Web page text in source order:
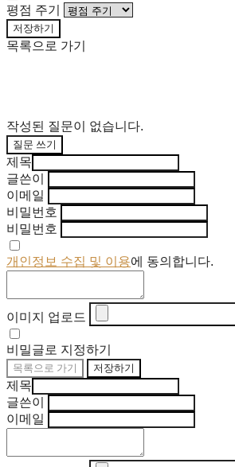
평점 주기
저장하기
목록으로 가기
작성된 질문이 없습니다.
질문 쓰기
제목
글쓴이
이메일
비밀번호
비밀번호
개인정보 수집 및 이용에 동의합니다.
이미지 업로드
비밀글로 지정하기
목록으로 가기 저장하기
제목
글쓴이
이메일